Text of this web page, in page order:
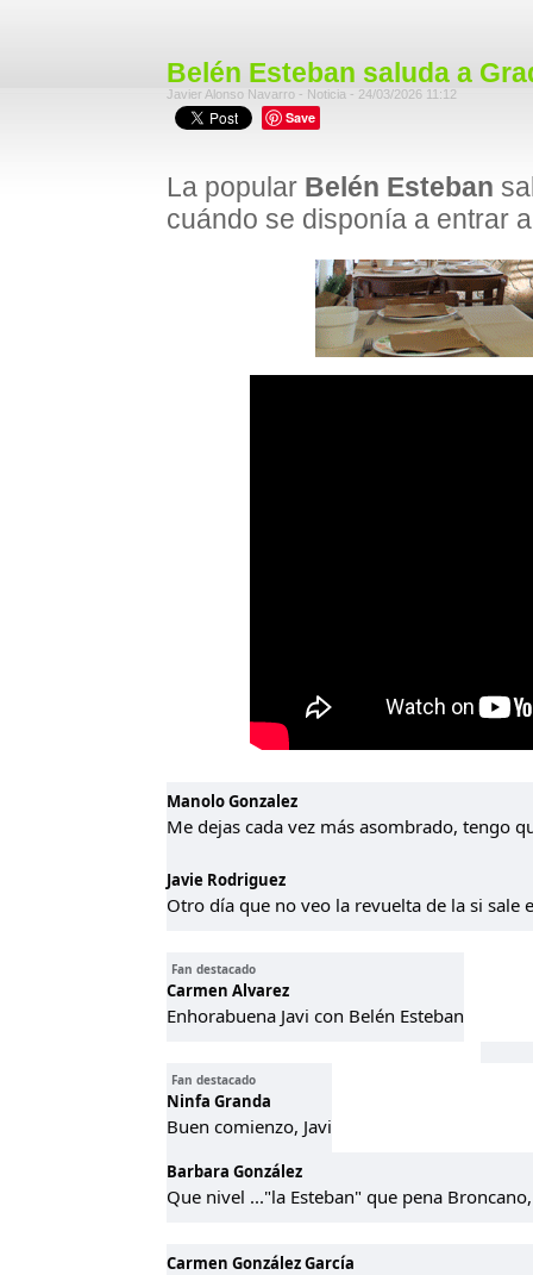
Belén Esteban saluda a
Javier Alonso Navarro - Noticia - 24/03/2026 11:12
Save
La popular Belén Esteban
cuándo se disponía a entrar
Manolo Gonzalez
Me dejas cada vez más asombrado, tengo
Javie Rodriguez
Otro día que no veo la revuelta de la si sale
Fan destacado
Carmen Alvarez
Enhorabuena Javi con Belén Esteban
Fan destacado
Ninfa Granda
Buen comienzo, Javi
Barbara González
Que nivel ..."la Esteban" que pena
Carmen González García